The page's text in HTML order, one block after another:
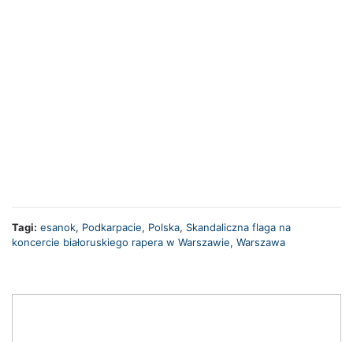
Tagi: esanok, Podkarpacie, Polska, Skandaliczna flaga na
koncercie białoruskiego rapera w Warszawie, Warszawa